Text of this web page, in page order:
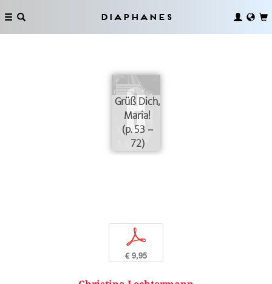
Diaphanes
Grüß Dich,
Maria!
(p. 53 –
72)
p
€ 9,95